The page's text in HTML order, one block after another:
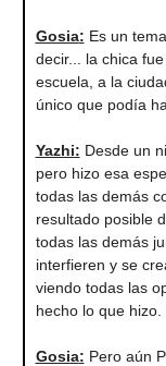
Gosia: Es un
decir... la chica
escuela, a la
único que podía
Yazhi: Desde un
pero hizo esa
todas las demás
resultado posible
todas las demás
interfieren y se
viendo todas las
hecho lo que hizo.
Gosia: Pero aún